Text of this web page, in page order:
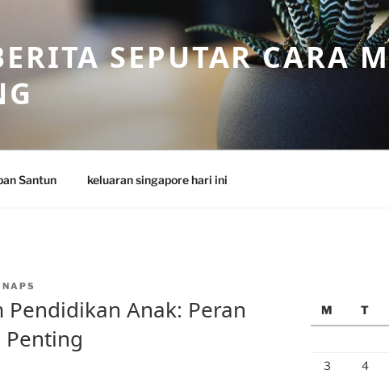
SEPUTAR CARA
Santun keluaran singapore hari ini
Anak: Peran
Penting
M
T
3
4